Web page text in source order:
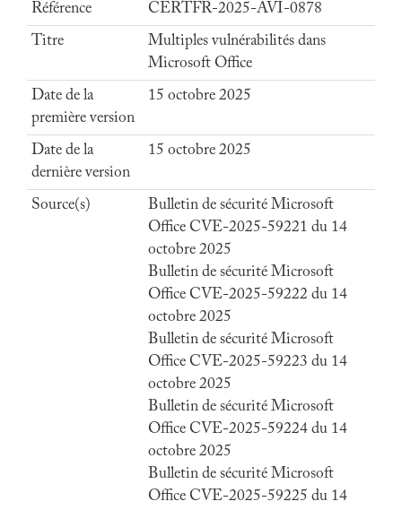
Référence
CERTFR-2025-AVI-0878
Titre
Multiples vulnérabilités dans
Microsoft Office
Date de la
première version
15 octobre 2025
Date de la
dernière version
15 octobre 2025
Source(s)
Bulletin de sécurité Microsoft
Office CVE-2025-59221 du 14
octobre 2025
Bulletin de sécurité Microsoft
Office CVE-2025-59222 du 14
octobre 2025
Bulletin de sécurité Microsoft
Office CVE-2025-59223 du 14
octobre 2025
Bulletin de sécurité Microsoft
Office CVE-2025-59224 du 14
octobre 2025
Bulletin de sécurité Microsoft
Office CVE-2025-59225 du 14